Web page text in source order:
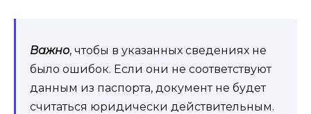
Важно, чтобы в указанных сведениях не
было ошибок. Если они не соответствуют
данным из паспорта, документ не будет
считаться юридически действительным.